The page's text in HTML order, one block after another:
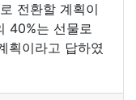
전환할 계획이
40%는 선물로
획이라고 답하였